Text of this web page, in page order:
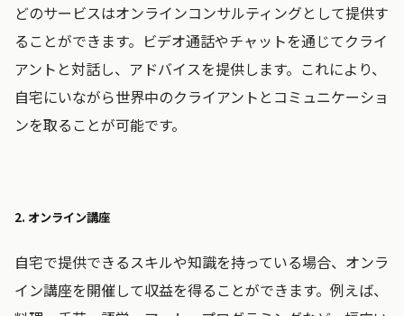
どのサービスはオンラインコンサルティングとして提供す
ることができます。ビデオ通話やチャットを通じてクライ
アントと対話し、アドバイスを提供します。これにより、
自宅にいながら世界中のクライアントとコミュニケーショ
ンを取ることが可能です。
2. オンライン講座
自宅で提供できるスキルや知識を持っている場合、オンラ
イン講座を開催して収益を得ることができます。例えば、